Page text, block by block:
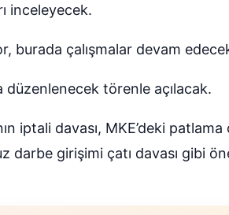
inceleyecek.
burada çalışmalar devam
düzenlenecek törenle açılacak.
iptali davası, MKE’deki patlama
darbe girişimi çatı davası gibi